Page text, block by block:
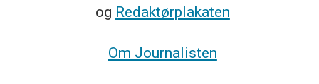
og Redaktørplakaten
Om Journalisten